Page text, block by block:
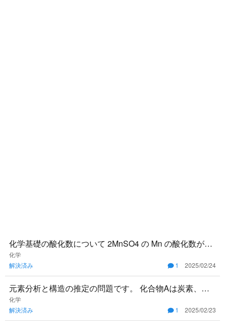
化学基礎の酸化数について 2MnSO4 の Mn の酸化数がな
ぜ 2 になるのかを教えていただきたいです。
化学
解決済み
1 2025/02/24
元素分析と構造の推定の問題です。 化合物Aは炭素、水
素、酸素からなり、室温で揮発性の液体である。化合物
Ａ7.7mgを完全
化学
解決済み
1 2025/02/23